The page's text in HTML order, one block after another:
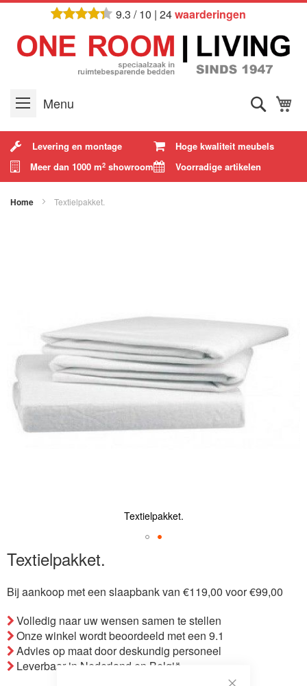
Ga
naar
de
inhoud
9.3 / 10 | 24waarderingen
Menu Zoek
Levering en montage
Hoge kwaliteit meubels
Meer dan 1000 m2 showroom Voorradige artikelen
Home Textielpakket.
afbeeldingen-
Textielpakket.
Ga
naar
het
begin
van
de
afbeeldingen-
gallerij
Textielpakket.
Bij aankoop met een slaapbank van €119,00 voor €99,00
Volledig naar uw wensen samen te stellen
Onze winkel wordt beoordeeld met een 9.1
Advies op maat door deskundig personeel
Leverbaar in Nederland en België